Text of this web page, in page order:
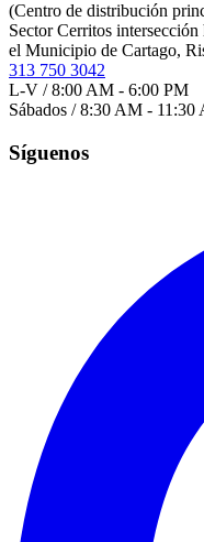
(Centro de distribución
Sector Cerritos intersección
el Municipio de Cartago,
313 750 3042
L-V / 8:00 AM - 6:00 PM
Sábados / 8:30 AM - 11:30
Síguenos